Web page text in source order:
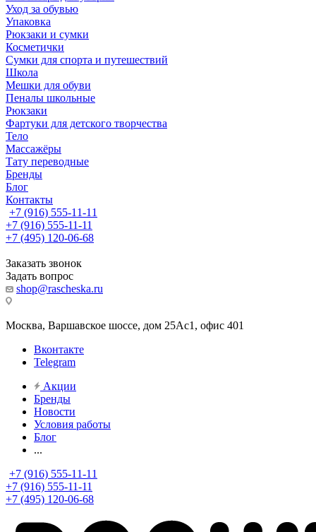
Уход за обувью
Упаковка
Рюкзаки и сумки
Косметички
Сумки для спорта и путешествий
Школа
Мешки для обуви
Пеналы школьные
Рюкзаки
Фартуки для детского творчества
Тело
Массажёры
Тату переводные
Бренды
Блог
Контакты
+7 (916) 555-11-11
+7 (916) 555-11-11
+7 (495) 120-06-68
Заказать звонок
Задать вопрос
shop@rascheska.ru
Москва, Варшавское шоссе, дом 25Аc1, офис 401
Вконтакте
Telegram
Акции
Бренды
Новости
Условия работы
Блог
...
+7 (916) 555-11-11
+7 (916) 555-11-11
+7 (495) 120-06-68